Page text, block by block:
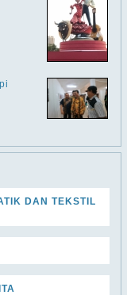
DAN TEKSTIL